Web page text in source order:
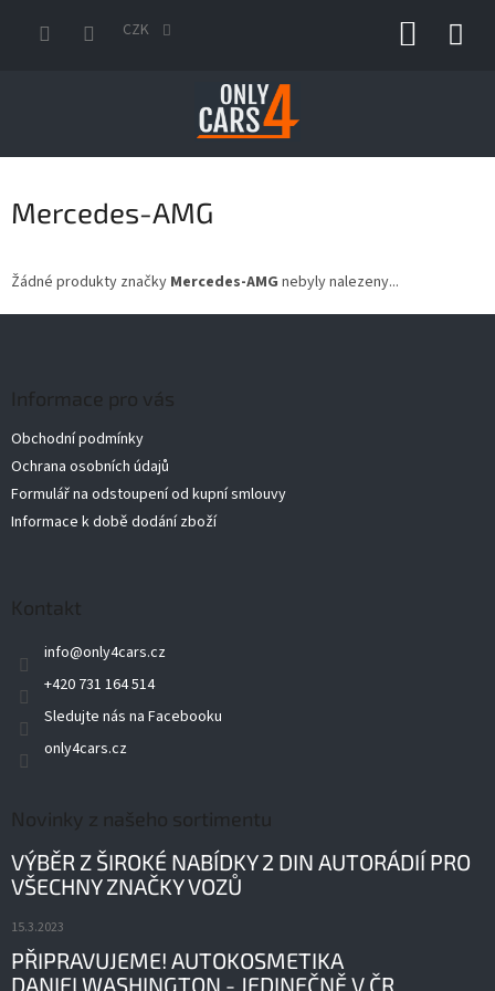
CZK
Mercedes-AMG
Žádné produkty značky Mercedes-AMG nebyly nalezeny...
Informace pro vás
Obchodní podmínky
Ochrana osobních údajů
Formulář na odstoupení od kupní smlouvy
Informace k době dodání zboží
Kontakt
info@only4cars.cz
+420 731 164 514
Sledujte nás na Facebooku
only4cars.cz
Novinky z našeho sortimentu
VÝBĚR Z ŠIROKÉ NABÍDKY 2 DIN AUTORÁDIÍ PRO
VŠECHNY ZNAČKY VOZŮ
15.3.2023
PŘIPRAVUJEME! AUTOKOSMETIKA
DANIELWASHINGTON - JEDINEČNĚ V ČR